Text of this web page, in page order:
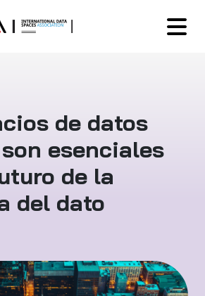
de datos
esenciales
de la
del dato